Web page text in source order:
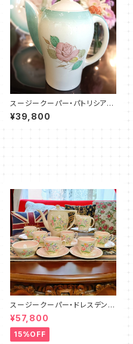
スージークーパー・パトリシアロ
ーズ・ポット（グリーン）SCPA00
87
¥39,800
スージークーパー・ドレスデンス
プレイ・フルセット（ピンク）SCD
R9003
¥57,800
15%OFF